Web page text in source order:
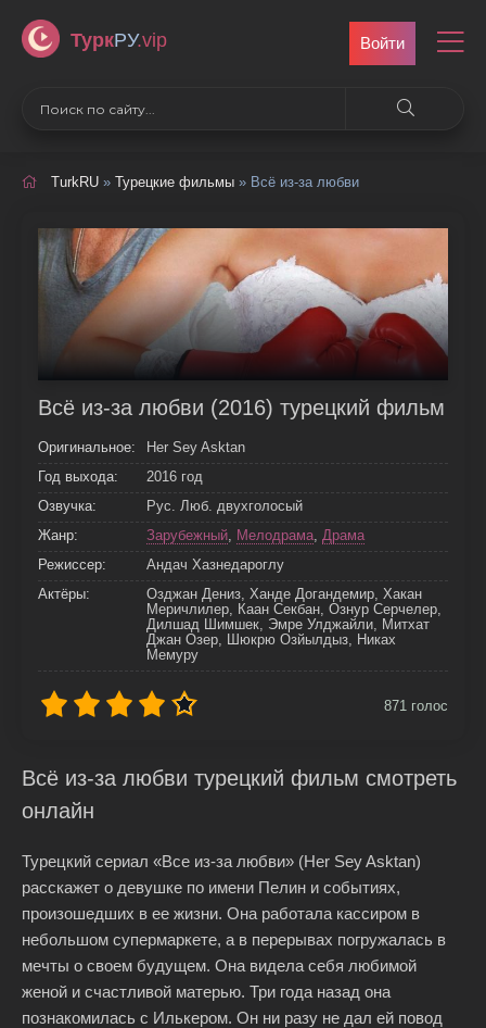
ТуркРУ.vip Войти
TurkRU » Турецкие фильмы » Всё из-за любви
Всё из-за любви (2016) турецкий фильм
Оригинальное:
Her Sey Asktan
Год выхода:
2016 год
Озвучка:
Рус. Люб. двухголосый
Жанр:
Зарубежный, Мелодрама, Драма
Режиссер:
Андач Хазнедароглу
Актёры:
Озджан Дениз, Ханде Догандемир, Хакан
Меричлилер, Каан Секбан, Ознур Серчелер,
Дилшад Шимшек, Эмре Улджайли, Митхат
Джан Озер, Шюкрю Озйылдыз, Никах
Мемуру
871 голос
Всё из-за любви турецкий фильм смотреть
онлайн
Турецкий сериал «Все из-за любви» (Her Sey Asktan)
расскажет о девушке по имени Пелин и событиях,
произошедших в ее жизни. Она работала кассиром в
небольшом супермаркете, а в перерывах погружалась в
мечты о своем будущем. Она видела себя любимой
женой и счастливой матерью. Три года назад она
познакомилась с Илькером. Он ни разу не дал ей повод